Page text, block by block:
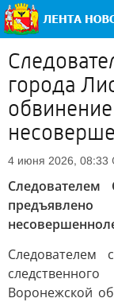
города
4 июня 2026, 08:33
Следователем
Воронежской